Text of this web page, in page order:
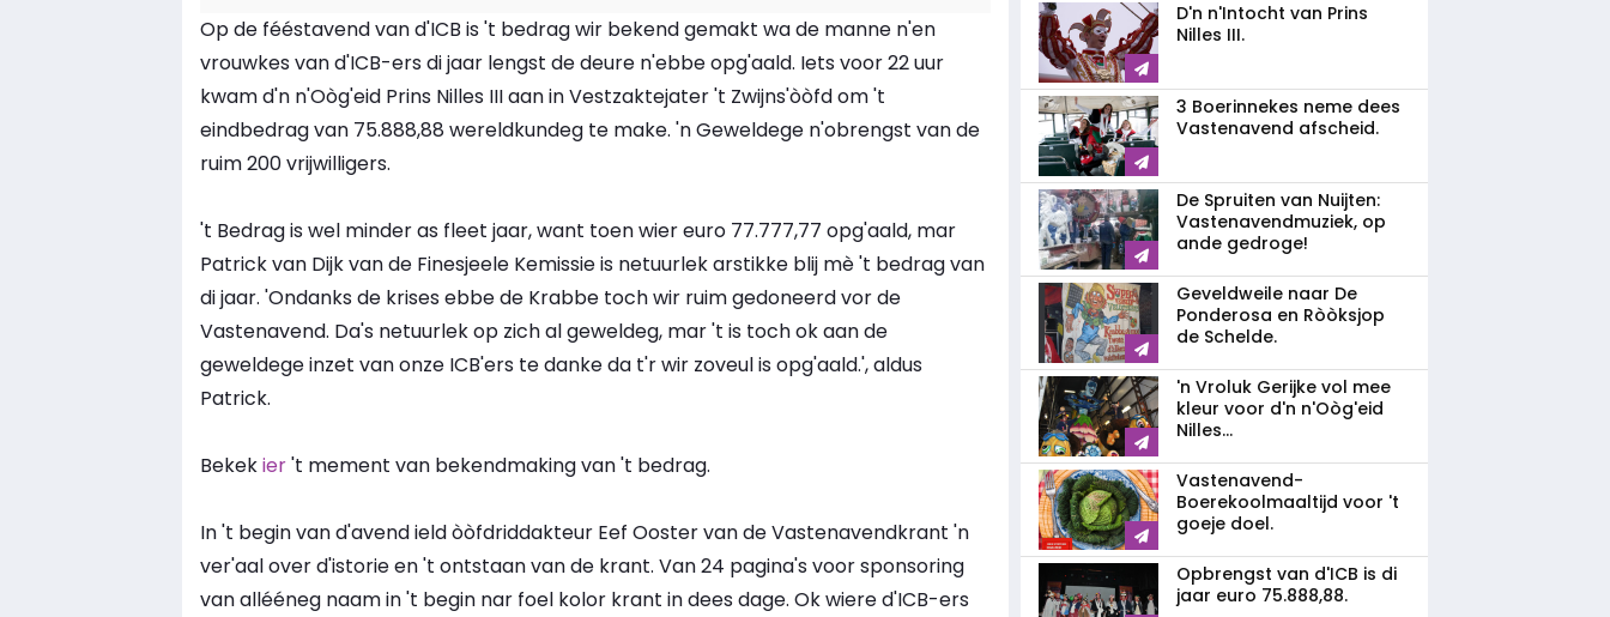
Op de fééstavend van d'ICB is 't bedrag wir bekend gemakt wa de manne n'en
vrouwkes van d'ICB-ers di jaar lengst de deure n'ebbe opg'aald. Iets voor 22 uur
kwam d'n n'Oòg'eid Prins Nilles III aan in Vestzaktejater 't Zwijns'òòfd om 't
eindbedrag van 75.888,88 wereldkundeg te make. 'n Geweldege n'obrengst van de
ruim 200 vrijwilligers.
't Bedrag is wel minder as fleet jaar, want toen wier euro 77.777,77 opg'aald, mar
Patrick van Dijk van de Finesjeele Kemissie is netuurlek arstikke blij mè 't bedrag van
di jaar. 'Ondanks de krises ebbe de Krabbe toch wir ruim gedoneerd vor de
Vastenavend. Da's netuurlek op zich al geweldeg, mar 't is toch ok aan de
geweldege inzet van onze ICB'ers te danke da t'r wir zoveul is opg'aald.', aldus
Patrick.
Bekekier't mement van bekendmaking van 't bedrag.
In 't begin van d'avend ield òòfdriddakteur Eef Ooster van de Vastenavendkrant 'n
ver'aal over d'istorie en 't ontstaan van de krant. Van 24 pagina's voor sponsoring
van allééneg naam in 't begin nar foel kolor krant in dees dage. Ok wiere d'ICB-ers
D'n n'Intocht van Prins
Nilles III.
3 Boerinnekes neme dees
Vastenavend afscheid.
De Spruiten van Nuijten:
Vastenavendmuziek, op
ande gedroge!
Geveldweile naar De
Ponderosa en Ròòksjop
de Schelde.
'n Vroluk Gerijke vol mee
kleur voor d'n n'Oòg'eid
Nilles...
Vastenavend-
Boerekoolmaaltijd voor 't
goeje doel.
Opbrengst van d'ICB is di
jaar euro 75.888,88.